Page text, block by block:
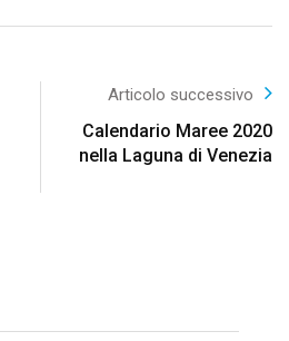
Articolo successivo
Calendario Maree 2020
nella Laguna di Venezia